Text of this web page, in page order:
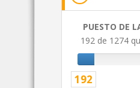
PUESTO DE
192 de 1274
192